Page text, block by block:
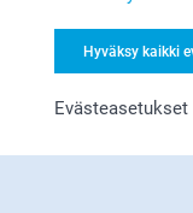
Hyväksy kaikki
Evästeasetukset